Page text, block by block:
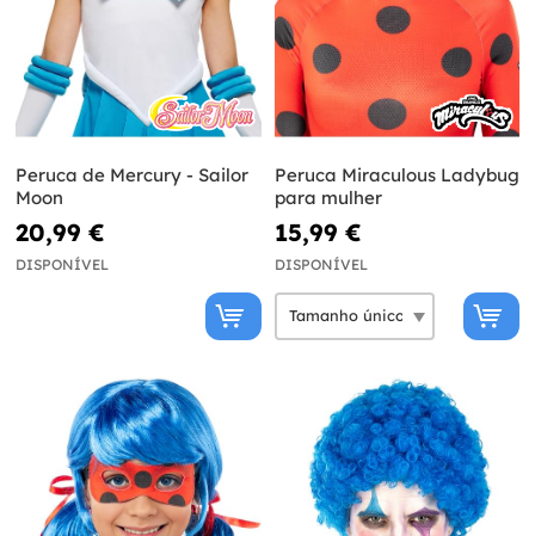
Peruca de Mercury - Sailor
Moon
20,99 €
DISPONÍVEL
Peruca Miraculous Ladybug
para mulher
15,99 €
DISPONÍVEL